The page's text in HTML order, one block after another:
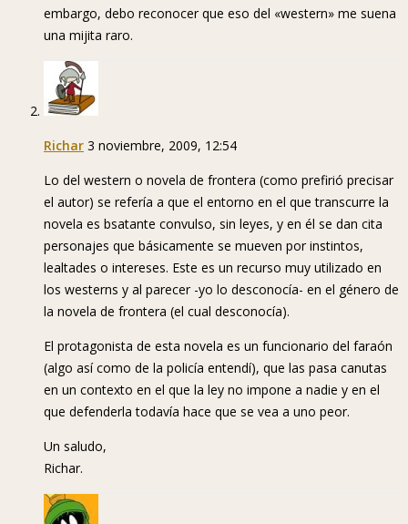
embargo, debo reconocer que eso del «western» me suena
una mijita raro.
Richar 3 noviembre, 2009, 12:54
Lo del western o novela de frontera (como prefirió precisar
el autor) se refería a que el entorno en el que transcurre la
novela es bsatante convulso, sin leyes, y en él se dan cita
personajes que básicamente se mueven por instintos,
lealtades o intereses. Este es un recurso muy utilizado en
los westerns y al parecer -yo lo desconocía- en el género de
la novela de frontera (el cual desconocía).
El protagonista de esta novela es un funcionario del faraón
(algo así como de la policía entendí), que las pasa canutas
en un contexto en el que la ley no impone a nadie y en el
que defenderla todavía hace que se vea a uno peor.
Un saludo,
Richar.